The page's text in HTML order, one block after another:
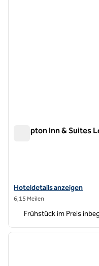
Hampton Inn & Suites
Hoteldetails für Hampton
Hoteldetails anzeigen
6,15 Meilen
Frühstück im Preis
1 von 8